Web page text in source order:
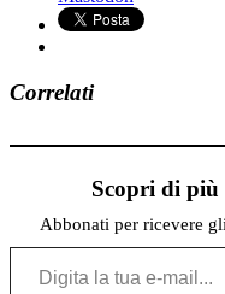
Correlati
Scopri di più
Abbonati per ricevere
Digita la tua e-mail...